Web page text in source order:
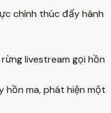
chính thúc đẩy hành
rừng livestream gọi hồn
hồn ma, phát hiện một